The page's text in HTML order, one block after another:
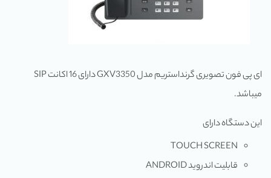
ای پی فون تصویری گرنداستریم مدل GXV3350 دارای 16 اکانت SIP
میباشد.
این دستگاه دارای
TOUCH SCREEN
قابلیت اندروید ANDROID